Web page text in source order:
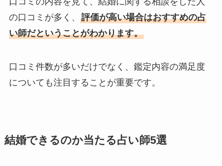
の口コミが多く、 評価が高い場合はおすすめの占
い師だということがわかります。
口コミ件数が多いだけでなく、鑑定内容の満足度
についても注目することが重要です。
結婚できるのか当たる占い師5選